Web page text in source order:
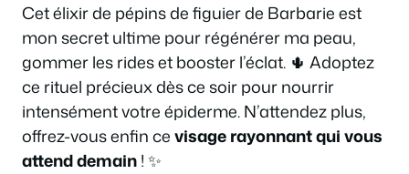
Cet élixir de pépins de figuier de Barbarie est
mon secret ultime pour régénérer ma peau,
gommer les rides et booster l’éclat. 🌵 Adoptez
ce rituel précieux dès ce soir pour nourrir
intensément votre épiderme. N’attendez plus,
offrez-vous enfin cevisage rayonnant qui vous
attend demain! ✨